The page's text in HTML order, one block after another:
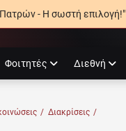
- Η σωστή επιλογή!"
Φοιτητές Διεθνή
/ Διακρίσεις /